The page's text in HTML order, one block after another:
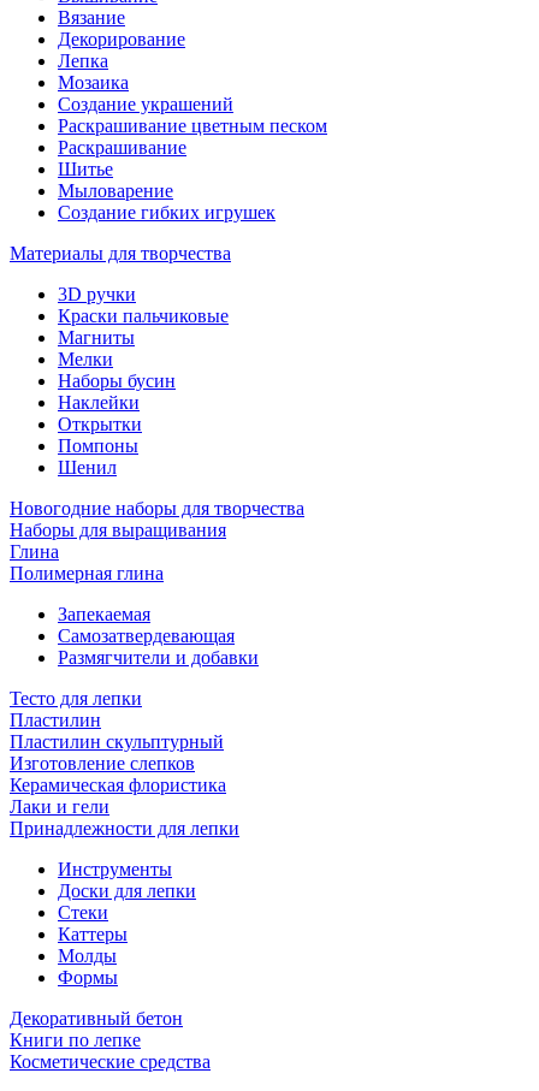
Вязание
Декорирование
Лепка
Мозаика
Создание украшений
Раскрашивание цветным песком
Раскрашивание
Шитье
Мыловарение
Создание гибких игрушек
Материалы для творчества
3D ручки
Краски пальчиковые
Магниты
Мелки
Наборы бусин
Наклейки
Открытки
Помпоны
Шенил
Новогодние наборы для творчества
Наборы для выращивания
Глина
Полимерная глина
Запекаемая
Самозатвердевающая
Размягчители и добавки
Тесто для лепки
Пластилин
Пластилин скульптурный
Изготовление слепков
Керамическая флористика
Лаки и гели
Принадлежности для лепки
Инструменты
Доски для лепки
Стеки
Каттеры
Молды
Формы
Декоративный бетон
Книги по лепке
Косметические средства